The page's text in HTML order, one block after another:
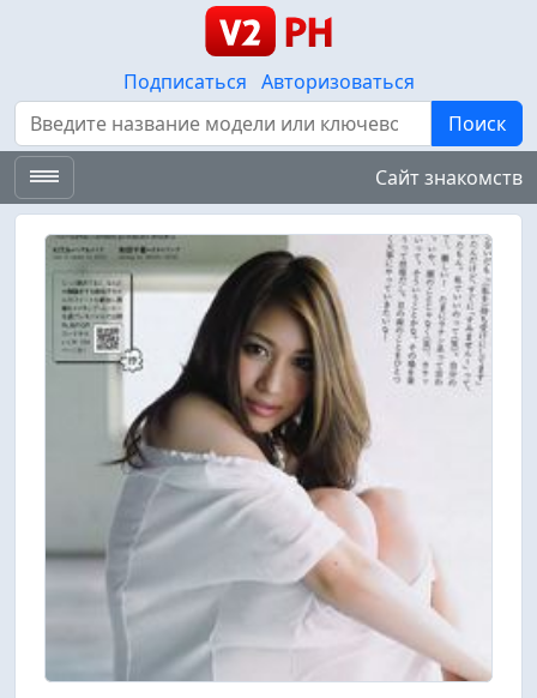
Подписаться Авторизоваться
Поиск
Поиск
Сайт знакомств